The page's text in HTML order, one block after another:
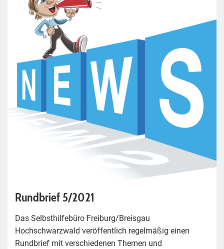
Rundbrief 5/2021
Das Selbsthilfebüro Freiburg/Breisgau
Hochschwarzwald veröffentlich regelmäßig einen
Rundbrief mit verschiedenen Themen und